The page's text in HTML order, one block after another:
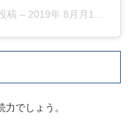
稿 – 2019年 8月月11日午後7時38分PDT
でしょう。